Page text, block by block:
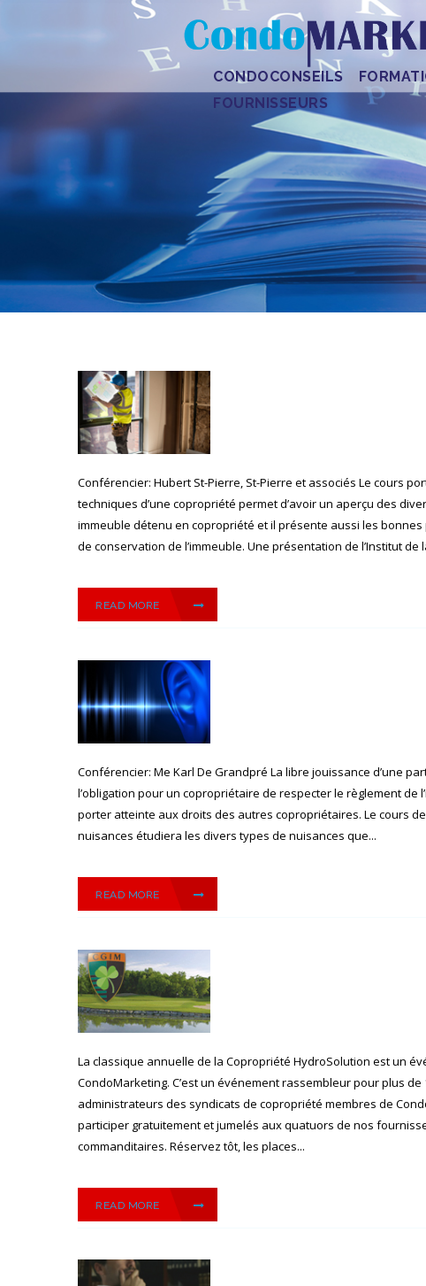
CONDOCONSEILS
FOURNISSEURS
Conférencier: Hubert St-Pierre, St-Pierre et associés Le cours
techniques d’une copropriété permet d’avoir un aperçu des
immeuble détenu en copropriété et il présente aussi les
de conservation de l’immeuble. Une présentation de l’Institut de
READ MORE
Conférencier: Me Karl De Grandpré La libre jouissance d’une
l’obligation pour un copropriétaire de respecter le règlement de
porter atteinte aux droits des autres copropriétaires. Le cours
nuisances étudiera les divers types de nuisances que...
READ MORE
La classique annuelle de la Copropriété HydroSolution est un
CondoMarketing. C’est un événement rassembleur pour plus de
administrateurs des syndicats de copropriété membres de
participer gratuitement et jumelés aux quatuors de nos
commanditaires. Réservez tôt, les places...
READ MORE